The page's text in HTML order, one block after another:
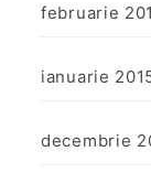
februarie
ianuarie
decembrie